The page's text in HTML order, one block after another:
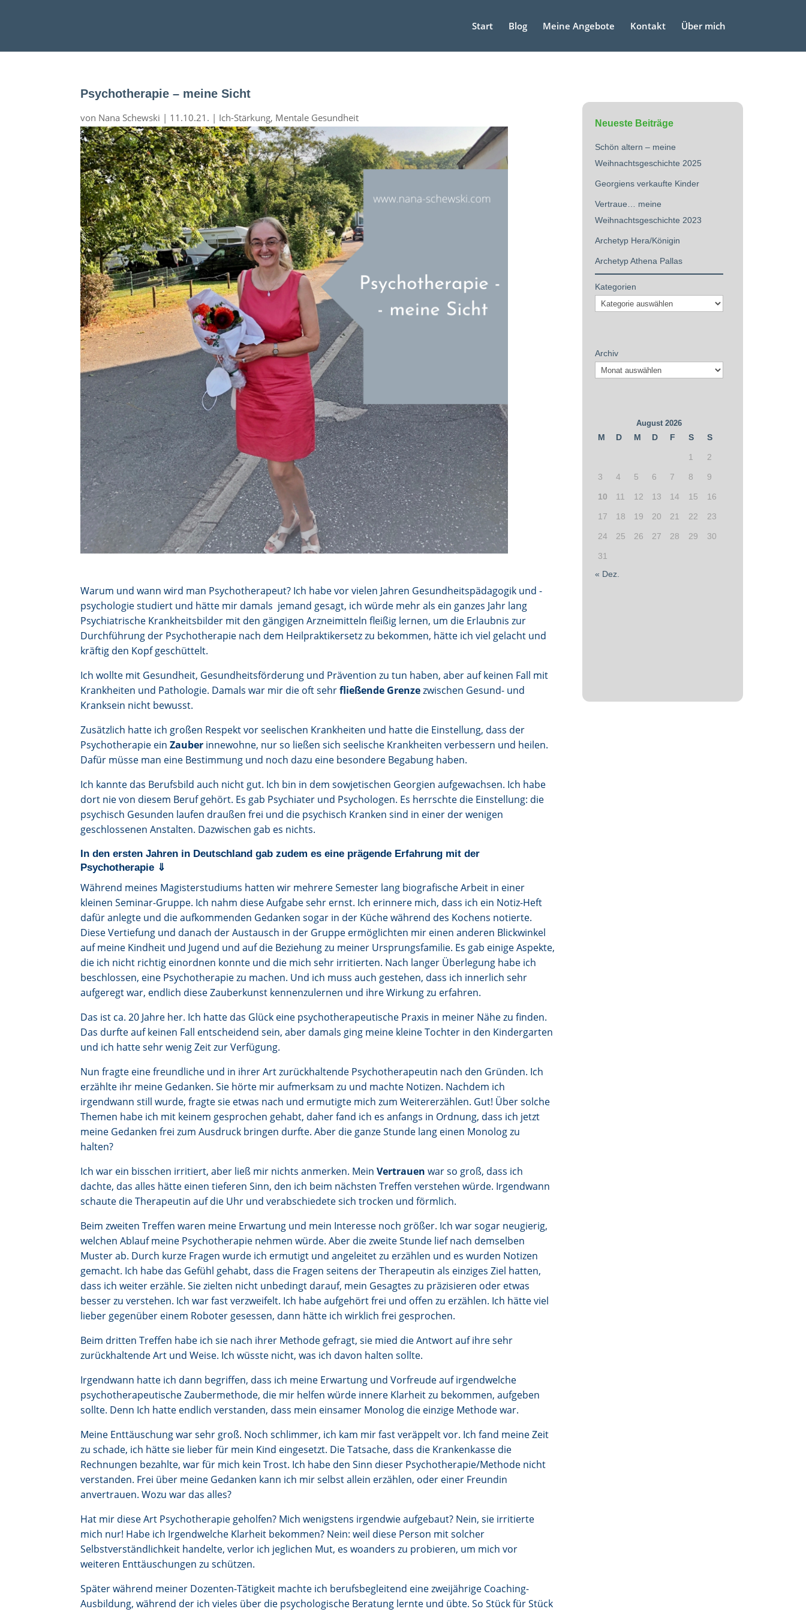
Start Blog Meine Angebote Kontakt Über mich
Psychotherapie – meine Sicht
von Nana Schewski | 11.10.21. | Ich-Stärkung, Mentale Gesundheit
Warum und wann wird man Psychotherapeut? Ich habe vor vielen Jahren Gesundheitspädagogik und -
psychologie studiert und hätte mir damals jemand gesagt, ich würde mehr als ein ganzes Jahr lang
Psychiatrische Krankheitsbilder mit den gängigen Arzneimitteln fleißig lernen, um die Erlaubnis zur
Durchführung der Psychotherapie nach dem Heilpraktikersetz zu bekommen, hätte ich viel gelacht und
kräftig den Kopf geschüttelt.
Ich wollte mit Gesundheit, Gesundheitsförderung und Prävention zu tun haben, aber auf keinen Fall mit
Krankheiten und Pathologie. Damals war mir die oft sehrfließende Grenzezwischen Gesund- und
Kranksein nicht bewusst.
Zusätzlich hatte ich großen Respekt vor seelischen Krankheiten und hatte die Einstellung, dass der
Psychotherapie einZauber innewohne, nur so ließen sich seelische Krankheiten verbessern und heilen.
Dafür müsse man eine Bestimmung und noch dazu eine besondere Begabung haben.
Ich kannte das Berufsbild auch nicht gut. Ich bin in dem sowjetischen Georgien aufgewachsen. Ich habe
dort nie von diesem Beruf gehört. Es gab Psychiater und Psychologen. Es herrschte die Einstellung: die
psychisch Gesunden laufen draußen frei und die psychisch Kranken sind in einer der wenigen
geschlossenen Anstalten. Dazwischen gab es nichts.
In den ersten Jahren in Deutschland gab zudem es eine prägende Erfahrung mit der
Psychotherapie ⇓
Während meines Magisterstudiums hatten wir mehrere Semester lang biografische Arbeit in einer
kleinen Seminar-Gruppe. Ich nahm diese Aufgabe sehr ernst. Ich erinnere mich, dass ich ein Notiz-Heft
dafür anlegte und die aufkommenden Gedanken sogar in der Küche während des Kochens notierte.
Diese Vertiefung und danach der Austausch in der Gruppe ermöglichten mir einen anderen Blickwinkel
auf meine Kindheit und Jugend und auf die Beziehung zu meiner Ursprungsfamilie. Es gab einige Aspekte,
die ich nicht richtig einordnen konnte und die mich sehr irritierten. Nach langer Überlegung habe ich
beschlossen, eine Psychotherapie zu machen. Und ich muss auch gestehen, dass ich innerlich sehr
aufgeregt war, endlich diese Zauberkunst kennenzulernen und ihre Wirkung zu erfahren.
Das ist ca. 20 Jahre her. Ich hatte das Glück eine psychotherapeutische Praxis in meiner Nähe zu finden.
Das durfte auf keinen Fall entscheidend sein, aber damals ging meine kleine Tochter in den Kindergarten
und ich hatte sehr wenig Zeit zur Verfügung.
Nun fragte eine freundliche und in ihrer Art zurückhaltende Psychotherapeutin nach den Gründen. Ich
erzählte ihr meine Gedanken. Sie hörte mir aufmerksam zu und machte Notizen. Nachdem ich
irgendwann still wurde, fragte sie etwas nach und ermutigte mich zum Weitererzählen. Gut! Über solche
Themen habe ich mit keinem gesprochen gehabt, daher fand ich es anfangs in Ordnung, dass ich jetzt
meine Gedanken frei zum Ausdruck bringen durfte. Aber die ganze Stunde lang einen Monolog zu
halten?
Ich war ein bisschen irritiert, aber ließ mir nichts anmerken. MeinVertrauen war so groß, dass ich
dachte, das alles hätte einen tieferen Sinn, den ich beim nächsten Treffen verstehen würde. Irgendwann
schaute die Therapeutin auf die Uhr und verabschiedete sich trocken und förmlich.
Beim zweiten Treffen waren meine Erwartung und mein Interesse noch größer. Ich war sogar neugierig,
welchen Ablauf meine Psychotherapie nehmen würde. Aber die zweite Stunde lief nach demselben
Muster ab. Durch kurze Fragen wurde ich ermutigt und angeleitet zu erzählen und es wurden Notizen
gemacht. Ich habe das Gefühl gehabt, dass die Fragen seitens der Therapeutin als einziges Ziel hatten,
dass ich weiter erzähle. Sie zielten nicht unbedingt darauf, mein Gesagtes zu präzisieren oder etwas
besser zu verstehen. Ich war fast verzweifelt. Ich habe aufgehört frei und offen zu erzählen. Ich hätte viel
lieber gegenüber einem Roboter gesessen, dann hätte ich wirklich frei gesprochen.
Beim dritten Treffen habe ich sie nach ihrer Methode gefragt, sie mied die Antwort auf ihre sehr
zurückhaltende Art und Weise. Ich wüsste nicht, was ich davon halten sollte.
Irgendwann hatte ich dann begriffen, dass ich meine Erwartung und Vorfreude auf irgendwelche
psychotherapeutische Zaubermethode, die mir helfen würde innere Klarheit zu bekommen, aufgeben
sollte. Denn Ich hatte endlich verstanden, dass mein einsamer Monolog die einzige Methode war.
Meine Enttäuschung war sehr groß. Noch schlimmer, ich kam mir fast veräppelt vor. Ich fand meine Zeit
zu schade, ich hätte sie lieber für mein Kind eingesetzt. Die Tatsache, dass die Krankenkasse die
Rechnungen bezahlte, war für mich kein Trost. Ich habe den Sinn dieser Psychotherapie/Methode nicht
verstanden. Frei über meine Gedanken kann ich mir selbst allein erzählen, oder einer Freundin
anvertrauen. Wozu war das alles?
Hat mir diese Art Psychotherapie geholfen? Mich wenigstens irgendwie aufgebaut? Nein, sie irritierte
mich nur! Habe ich Irgendwelche Klarheit bekommen? Nein: weil diese Person mit solcher
Selbstverständlichkeit handelte, verlor ich jeglichen Mut, es woanders zu probieren, um mich vor
weiteren Enttäuschungen zu schützen.
Später während meiner Dozenten-Tätigkeit machte ich berufsbegleitend eine zweijährige Coaching-
Ausbildung, während der ich vieles über die psychologische Beratung lernte und übte. So Stück für Stück
Neueste Beiträge
Schön altern – meine
Weihnachtsgeschichte 2025
Georgiens verkaufte Kinder
Vertraue… meine
Weihnachtsgeschichte 2023
Archetyp Hera/Königin
Archetyp Athena Pallas
Kategorien
Archiv
August 2026
M D M D F S S
1 2
3 4 5 6 7 8 9
10 11 12 13 14 15 16
17 18 19 20 21 22 23
24 25 26 27 28 29 30
31
« Dez.